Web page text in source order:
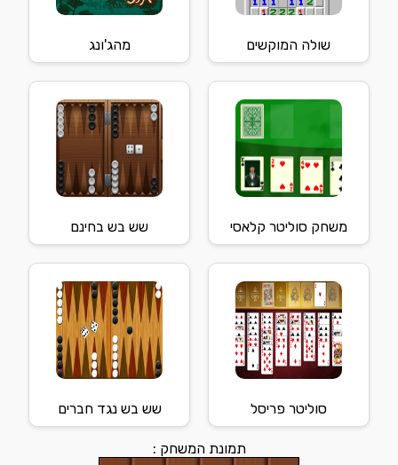
שולה המוקשים מהג'ונג
משחק סוליטר קלאסי שש בש בחינם
סוליטר פריסל שש בש נגד חברים
תמונת המשחק :